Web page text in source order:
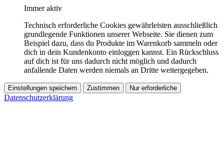
Immer aktiv
Technisch erforderliche Cookies gewährleisten ausschließlich
grundlegende Funktionen unserer Webseite. Sie dienen zum
Beispiel dazu, dass du Produkte im Warenkorb sammeln oder
dich in dein Kundenkonto einloggen kannst. Ein Rückschluss
auf dich ist für uns dadurch nicht möglich und dadurch
anfallende Daten werden niemals an Dritte weitergegeben.
Einstellungen speichern Zustimmen Nur erforderliche
Datenschutzerklärung